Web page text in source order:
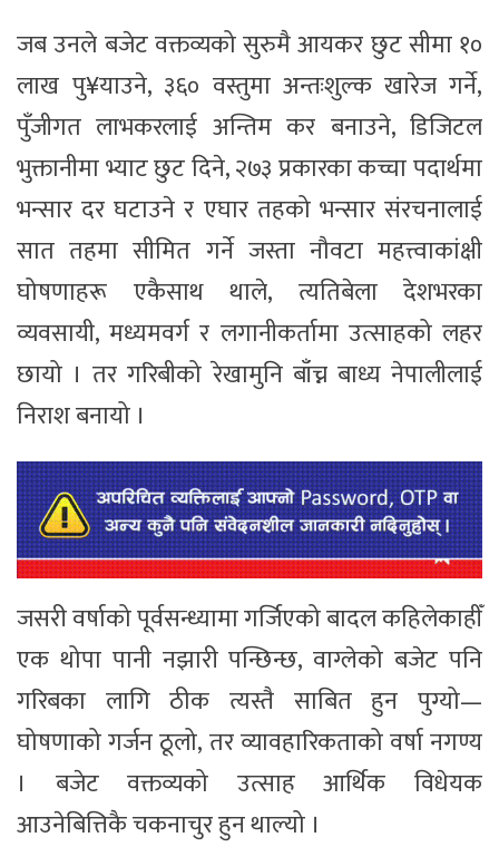
जब उनले बजेट वक्तव्यको सुरुमै आयकर छुट सीमा १०
लाख पु¥याउने, ३६० वस्तुमा अन्तःशुल्क खारेज गर्ने,
पुँजीगत लाभकरलाई अन्तिम कर बनाउने, डिजिटल
भुक्तानीमा भ्याट छुट दिने, २७३ प्रकारका कच्चा पदार्थमा
भन्सार दर घटाउने र एघार तहको भन्सार संरचनालाई
सात तहमा सीमित गर्ने जस्ता नौवटा महत्त्वाकांक्षी
घोषणाहरू एकैसाथ थाले, त्यतिबेला देशभरका
व्यवसायी, मध्यमवर्ग र लगानीकर्तामा उत्साहको लहर
छायो । तर गरिबीको रेखामुनि बाँच्न बाध्य नेपालीलाई
निराश बनायो ।
जसरी वर्षाको पूर्वसन्ध्यामा गर्जिएको बादल कहिलेकाहीँ
एक थोपा पानी नझारी पन्छिन्छ, वाग्लेको बजेट पनि
गरिबका लागि ठीक त्यस्तै साबित हुन पुग्यो—
घोषणाको गर्जन ठूलो, तर व्यावहारिकताको वर्षा नगण्य
। बजेट वक्तव्यको उत्साह आर्थिक विधेयक
आउनेबित्तिकै चकनाचुर हुन थाल्यो ।